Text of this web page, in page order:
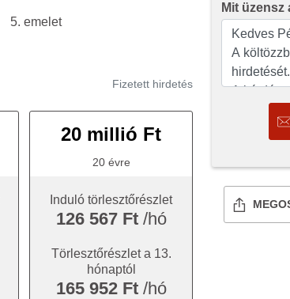
5. emelet
Fizetett hirdetés
20 millió Ft
20 évre
Induló törlesztőrészlet
126 567 Ft /hó
Törlesztőrészlet a 13.
hónaptól
165 952 Ft /hó
Mit üzensz